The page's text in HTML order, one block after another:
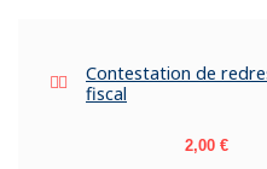
Contestation de
fiscal
Prix
2,00 €